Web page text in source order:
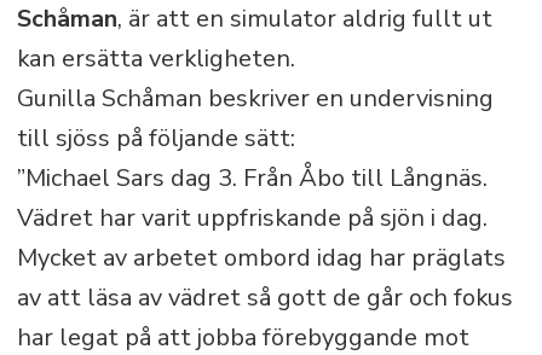
Schåman, är att en simulator aldrig fullt ut
kan ersätta verkligheten.
Gunilla Schåman beskriver en undervisning
till sjöss på följande sätt:
”Michael Sars dag 3. Från Åbo till Långnäs.
Vädret har varit uppfriskande på sjön i dag.
Mycket av arbetet ombord idag har präglats
av att läsa av vädret så gott de går och fokus
har legat på att jobba förebyggande mot